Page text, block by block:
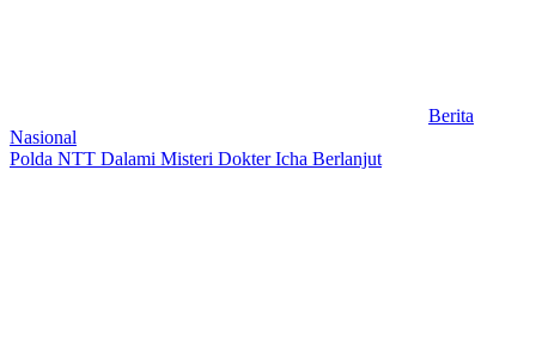
Berita
Nasional
Polda NTT Dalami Misteri Dokter Icha Berlanjut